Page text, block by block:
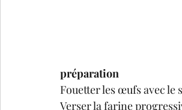
préparation
Fouetter les œufs avec le
Verser la farine